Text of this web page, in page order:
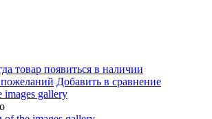
товар появиться в наличии
Добавить в сравнение
images gallery